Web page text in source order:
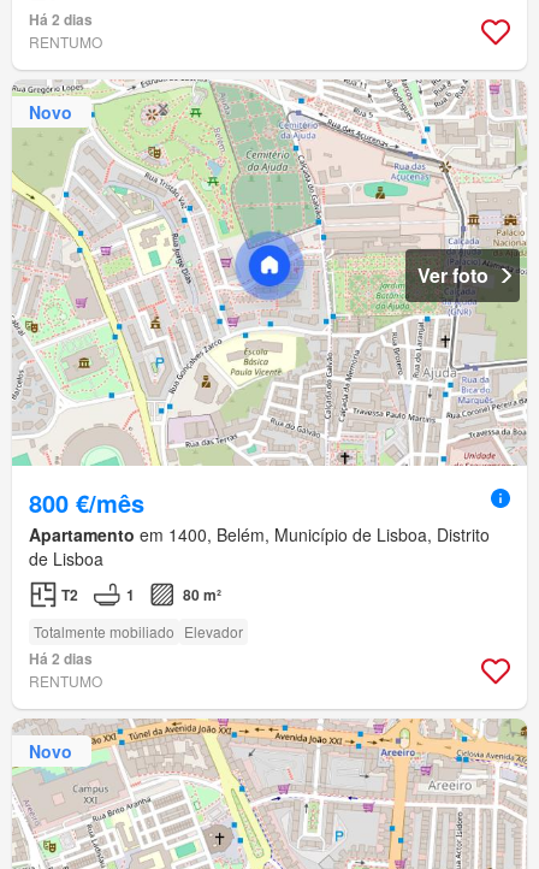
Há 2 dias
RENTUMO
Novo
Ver foto
800 €/mês
Apartamento em 1400, Belém, Município de Lisboa, Distrito
de Lisboa
T2 1 80 m²
Totalmente mobiliado Elevador
Há 2 dias
RENTUMO
Novo